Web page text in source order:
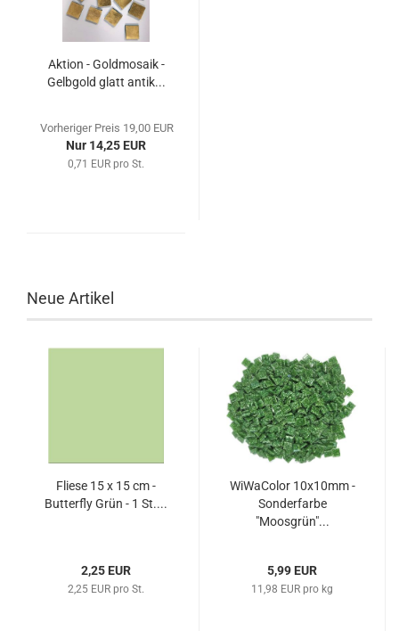
Aktion - Goldmosaik -
Gelbgold glatt antik...
Vorheriger Preis 19,00 EUR
Nur 14,25 EUR
0,71 EUR pro St.
Neue Artikel
Fliese 15 x 15 cm -
Butterfly Grün - 1 St....
2,25 EUR
2,25 EUR pro St.
WiWaColor 10x10mm -
Sonderfarbe
"Moosgrün"...
5,99 EUR
11,98 EUR pro kg